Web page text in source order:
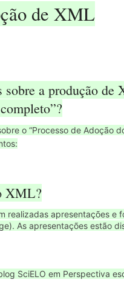
de XML
sobre a produção
o “Processo de Adoção
XML?
realizadas apresentações e
As apresentações estão
SciELO em Perspectiva